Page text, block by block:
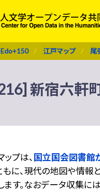
Edo+150 江戸マップ 尾
新宿六軒
プは、 国立国会図書館
もに、現代の地図や情報
ます。なおデータ収集に